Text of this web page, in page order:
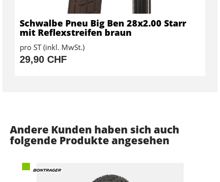
Schwalbe Pneu Big Ben 28x2.00 Starr
mit Reflexstreifen braun
pro ST (inkl. MwSt.)
29,90 CHF
Andere Kunden haben sich auch
folgende Produkte angesehen